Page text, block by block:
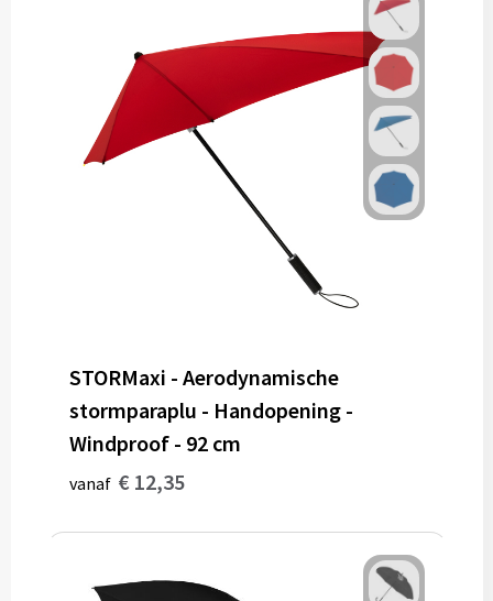
STORMaxi - Aerodynamische
stormparaplu - Handopening -
Windproof - 92 cm
vanaf € 12,35